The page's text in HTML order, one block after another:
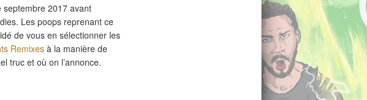
septembre 2017 avant
Les poops reprenant ce
de vous en sélectionner les
Remixes à la manière de
truc et où on l’annonce.